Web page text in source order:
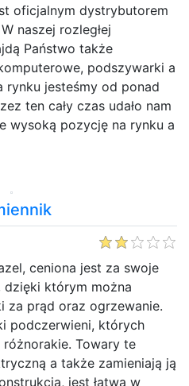
oficjalnym dystrybutorem
naszej rozległej
Państwo także
podszywarki a
jesteśmy od ponad
ten cały czas udało nam
wysoką pozycję na rynku a
ceniona jest za swoje
dzięki którym można
za prąd oraz ogrzewanie.
podczerwieni, których
Towary te
a także zamieniają ją
jest łatwa w